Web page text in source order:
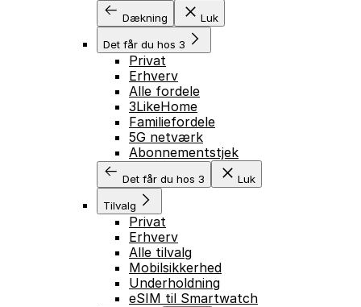
Dækning Luk
Det får du hos 3
Privat
Erhverv
Alle fordele
3LikeHome
Familiefordele
5G netværk
Abonnementstjek
Det får du hos 3 Luk
Tilvalg
Privat
Erhverv
Alle tilvalg
Mobilsikkerhed
Underholdning
eSIM til Smartwatch